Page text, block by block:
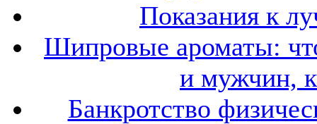
Показания к
Шипровые ароматы:
и мужчин,
Банкротство